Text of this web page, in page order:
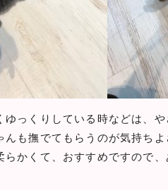
ゆっくりしている時などは、
んも撫でてもらうのが気持ちよ
らかくて、おすすめですので